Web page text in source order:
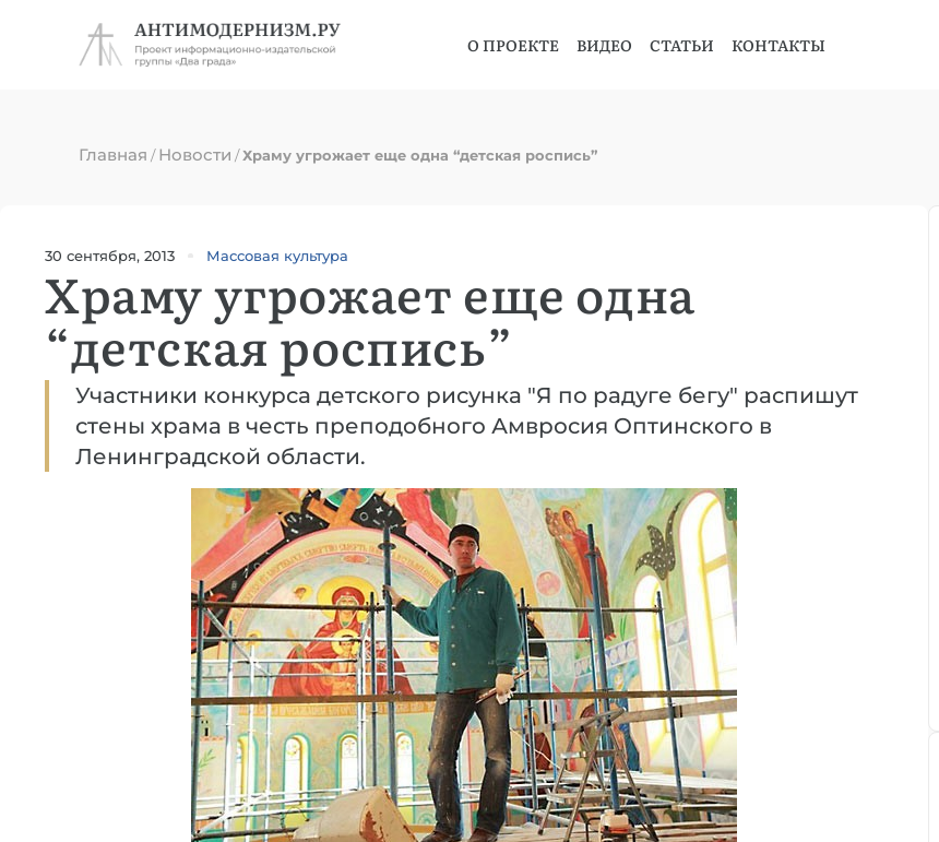
О ПРОЕКТЕ ВИДЕО СТАТЬИ КОНТАКТЫ
Главная /Новости /Храму угрожает еще одна “детская роспись”
30 сентября, 2013 Массовая культура
Храму угрожает еще одна
“детская роспись”
Участники конкурса детского рисунка "Я по радуге бегу" распишут
стены храма в честь преподобного Амвросия Оптинского в
Ленинградской области.